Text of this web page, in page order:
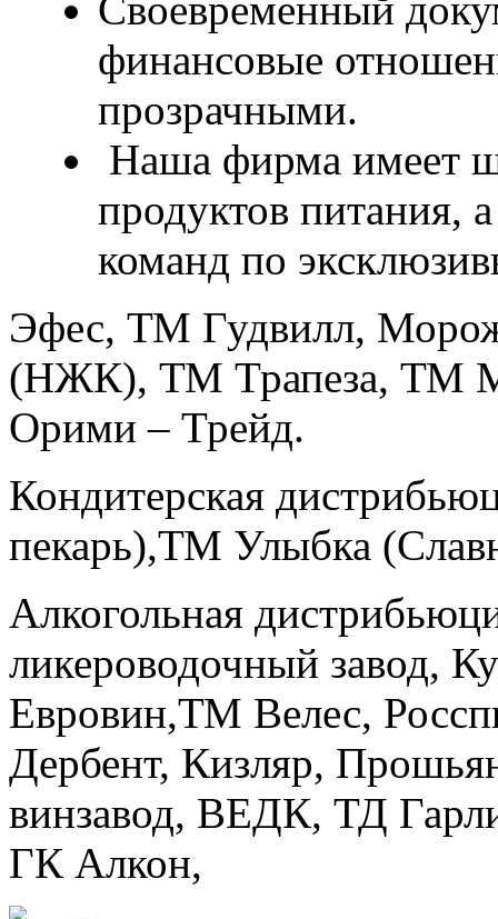
финансовые
прозрачными.
Наша фирма имеет
продуктов питания,
команд по
Эфес, ТМ Гудвилл,
(НЖК), ТМ Трапеза, ТМ
Орими – Трейд.
Кондитерская
пекарь),ТМ Улыбка
Алкогольная
ликероводочный завод,
Евровин,ТМ Велес,
Дербент, Кизляр,
винзавод, ВЕДК, ТД
ГК Алкон,